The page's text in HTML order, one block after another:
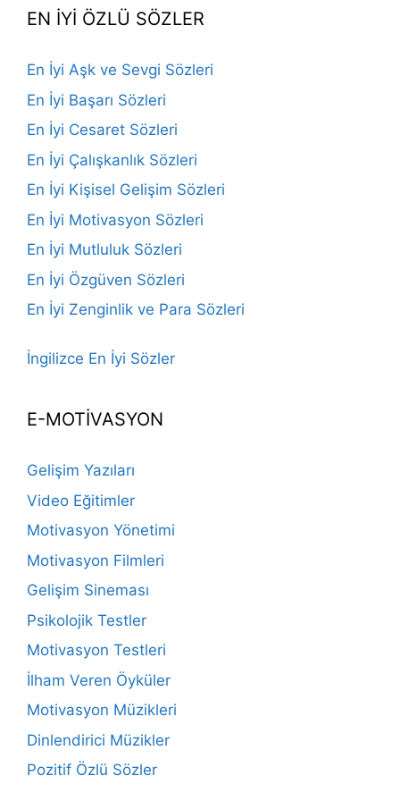
EN İYİ ÖZLÜ SÖZLER
En İyi Aşk ve Sevgi Sözleri
En İyi Başarı Sözleri
En İyi Cesaret Sözleri
En İyi Çalışkanlık Sözleri
En İyi Kişisel Gelişim Sözleri
En İyi Motivasyon Sözleri
En İyi Mutluluk Sözleri
En İyi Özgüven Sözleri
En İyi Zenginlik ve Para Sözleri
İngilizce En İyi Sözler
E-MOTİVASYON
Gelişim Yazıları
Video Eğitimler
Motivasyon Yönetimi
Motivasyon Filmleri
Gelişim Sineması
Psikolojik Testler
Motivasyon Testleri
İlham Veren Öyküler
Motivasyon Müzikleri
Dinlendirici Müzikler
Pozitif Özlü Sözler